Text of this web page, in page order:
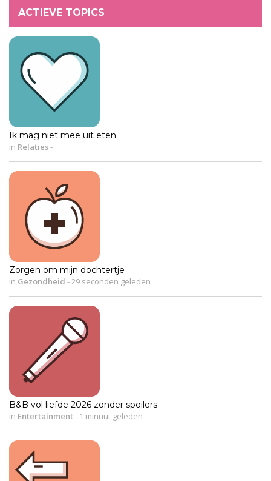
ACTIEVE TOPICS
Ik mag niet mee uit eten
in Relaties-
Zorgen om mijn dochtertje
in Gezondheid -29 seconden geleden
B&B vol liefde 2026 zonder spoilers
in Entertainment- 1 minuut geleden